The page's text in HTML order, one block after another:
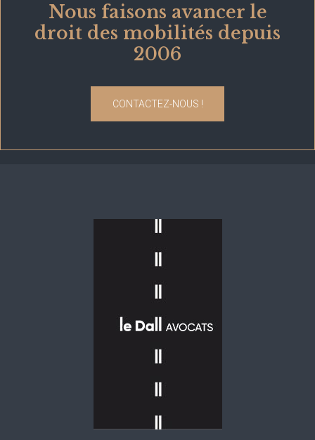
Nous faisons avancer le
droit des mobilités depuis
2006
CONTACTEZ-NOUS !